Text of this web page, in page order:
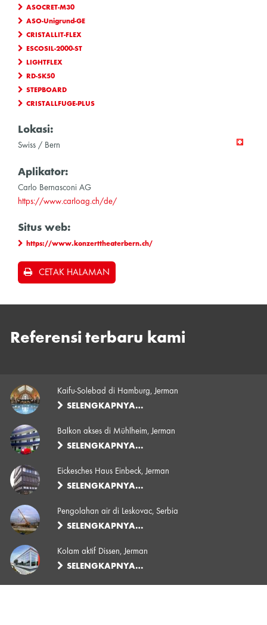
ASOCRET-M30
ASO-Unigrund-GE
CRISTALLIT-FLEX
ESCOSIL-2000-ST
LIGHTFLEX
RD-SK50
STEPBOARD
CRISTALLFUGE-PLUS
Lokasi:
Swiss / Bern
Aplikator:
Carlo Bernasconi AG
https://www.carloag.ch/de/
Situs web:
https://www.konzerttheaterbern.ch/
CETAK HALAMAN
Referensi terbaru kami
Kaifu-Solebad di Hamburg, Jerman
SELENGKAPNYA…
Balkon akses di Mühlheim, Jerman
SELENGKAPNYA…
Eickesches Haus Einbeck, Jerman
SELENGKAPNYA…
Pengolahan air di Leskovac, Serbia
SELENGKAPNYA…
Kolam aktif Dissen, Jerman
SELENGKAPNYA…